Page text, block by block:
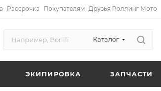
Рассрочка Покупателям Друзья Роллинг Мото
Каталог
ЭКИПИРОВКА ЗАПЧАСТИ